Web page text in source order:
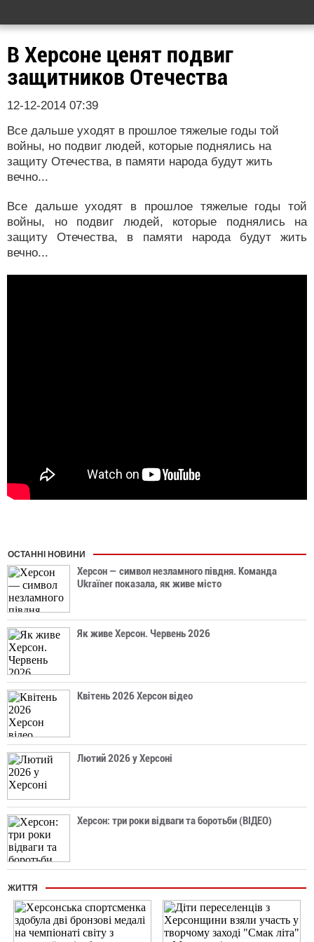
В Херсоне ценят подвиг
защитников Отечества
12-12-2014 07:39
Все дальше уходят в прошлое тяжелые годы той
войны, но подвиг людей, которые поднялись на
защиту Отечества, в памяти народа будут жить
вечно...
Все дальше уходят в прошлое тяжелые годы той
войны, но подвиг людей, которые поднялись на
защиту Отечества, в памяти народа будут жить
вечно...
ОСТАННІ НОВИНИ
Херсон — символ незламного півдня. Команда
Ukraїner показала, як живе місто
Як живе Херсон. Червень 2026
Квітень 2026 Херсон відео
Лютий 2026 у Херсоні
Херсон: три роки відваги та боротьби (ВІДЕО)
ЖИТТЯ